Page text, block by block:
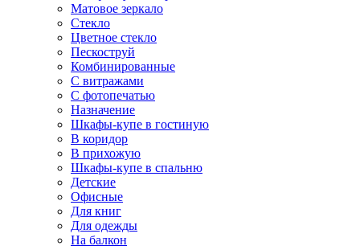
Матовое зеркало
Стекло
Цветное стекло
Пескоструй
Комбинированные
С витражами
С фотопечатью
Назначение
Шкафы-купе в гостиную
В коридор
В прихожую
Шкафы-купе в спальню
Детские
Офисные
Для книг
Для одежды
На балкон